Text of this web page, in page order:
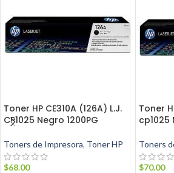
Toner HP CE310A (126A) L.J.
CP1025 Negro 1200PG
Toners de Impresora, Toner HP
$68.00
Toner
cp1025
Toners
$70.00